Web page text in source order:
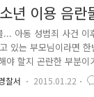
년 이용 음란
~~
... 아동 성범죄 사건 이
있는 부모님이라면
야 할지 곤란한 부분이
조사에서 우리나라 중
보았으며, 음란물 첫
찰서 2015.01.22